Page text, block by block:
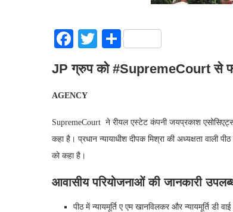
Facebook
Twitter
Share
JP ग्रुप को #SupremeCourt से
AGENCY
SupremeCourt ने रीयल एस्टेट कंपनी जयप्रकाश
कहा है। प्रधान न्यायाधीश दीपक मिश्रा की अध्यक्षता
को कहा है।
आवासीय परियोजनाओं की जानकारी
पीठ में न्यायमूर्ति ए एम खानविलकर और न्यायमूर्ति डी